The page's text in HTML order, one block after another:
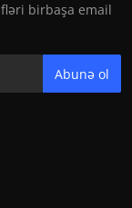
birbaşa email
Abunə ol